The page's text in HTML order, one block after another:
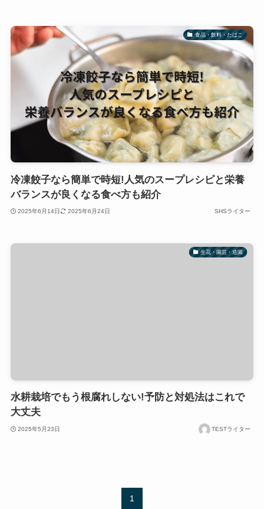
食品・飲料・たばこ
冷凍餃子なら簡単で時短!人気のスープレシピと栄養
バランスが良くなる食べ方も紹介
2025年6月14日 2025年6月24日 SHSライター
生花・園芸・造園
水耕栽培でもう根腐れしない!予防と対処法はこれで
大丈夫
2025年5月23日 TESTライター
1